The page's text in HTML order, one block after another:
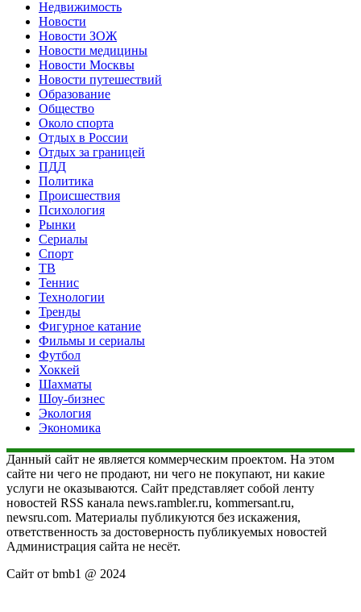
Недвижимость
Новости
Новости ЗОЖ
Новости медицины
Новости Москвы
Новости путешествий
Образование
Общество
Около спорта
Отдых в России
Отдых за границей
ПДД
Политика
Происшествия
Психология
Рынки
Сериалы
Спорт
ТВ
Теннис
Технологии
Тренды
Фигурное катание
Фильмы и сериалы
Футбол
Хоккей
Шахматы
Шоу-бизнес
Экология
Экономика
Данный сайт не является коммерческим проектом. На этом
сайте ни чего не продают, ни чего не покупают, ни какие
услуги не оказываются. Сайт представляет собой ленту
новостей RSS канала news.rambler.ru, kommersant.ru,
newsru.com. Материалы публикуются без искажения,
ответственность за достоверность публикуемых новостей
Администрация сайта не несёт.
Сайт от bmb1 @ 2024